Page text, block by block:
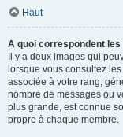
Haut
A quoi correspondent
Il y a deux images qui
lorsque vous consultez les
associée à votre rang,
nombre de messages ou
plus grande, est connue
propre à chaque membre.